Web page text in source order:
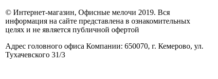
© Интернет-магазин, Офисные мелочи 2019. Вся
информация на сайте представлена в ознакомительных
целях и не является публичной офертой
Адрес головного офиса Компании: 650070, г. Кемерово, ул.
Тухачевского 31/3